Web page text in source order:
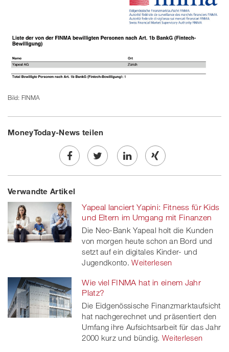
Bild: FINMA
MoneyToday-News teilen
Share
on
Facebook
Twe
on
twitt
er
Share
linkedin
Share
Xing
Verwandte Artikel
Yapeal lanciert Yapini: Fitness für Kids
und Eltern im Umgang mit Finanzen
Die Neo-Bank Yapeal holt die Kunden
von morgen heute schon an Bord und
setzt auf ein digitales Kinder- und
Jugendkonto. Weiterlesen
Wie viel FINMA hat in einem Jahr
Platz?
Die Eidgenössische Finanzmarktaufsicht
hat nachgerechnet und präsentiert den
Umfang ihre Aufsichtsarbeit für das Jahr
2000 kurz und bündig. Weiterlesen